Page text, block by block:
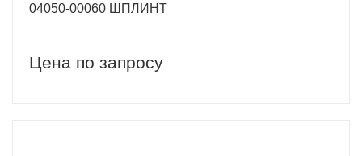
04050-00060 ШПЛИНТ
Цена по запросу